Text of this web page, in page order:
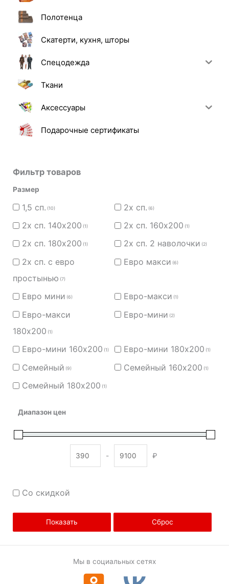
Полотенца
Скатерти, кухня, шторы
Спецодежда
Ткани
Аксессуары
Подарочные сертификаты
Фильтр товаров
Размер
1,5 сп. (10) 2х сп. (6)
2х сп. 140х200 (1) 2х сп. 160х200 (1)
2х сп. 180х200 (1) 2х сп. 2 наволочки (2)
2х сп. с евро
простынью (7)
Евро макси (6)
Евро мини (6) Евро-макси (1)
Евро-макси
180х200 (1)
Евро-мини (2)
Евро-мини 160х200 (1) Евро-мини 180х200 (1)
Семейный (9) Семейный 160х200 (1)
Семейный 180х200 (1)
Диапазон цен
-
₽
Со скидкой
Показать Сброс
Мы в социальных сетях